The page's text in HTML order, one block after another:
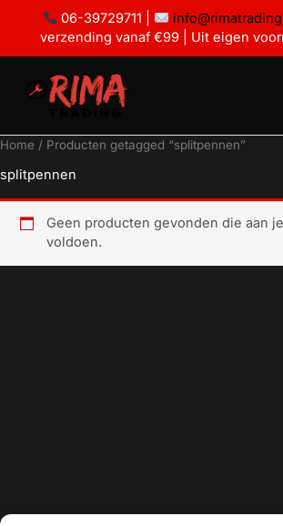
06-39729711 |
verzending vanaf €99 | Uit eigen
Home / Producten getagged “splitpennen”
splitpennen
Geen producten gevonden die aan
voldoen.